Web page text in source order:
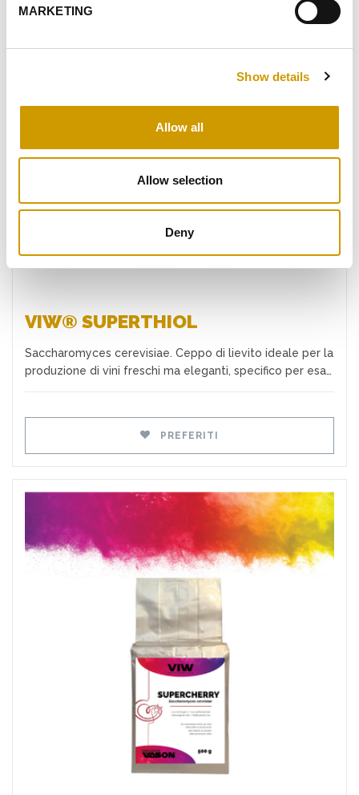
MARKETING
Show details
Allow all
Allow selection
Deny
VIW® SUPERTHIOL
Saccharomyces cerevisiae. Ceppo di lievito ideale per la
produzione di vini freschi ma eleganti, specifico per esa…
PREFERITI
Preferiti